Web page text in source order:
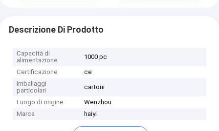
Descrizione Di Prodotto
Capacità di
alimentazione
1000 pc
Certificazione
ce
Imballaggi
particolari
cartoni
Luogo di origine
Wenzhou
Marca
haiyi